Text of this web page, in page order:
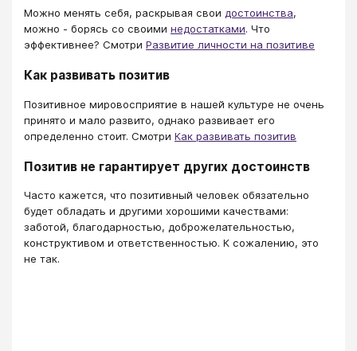
Можно менять себя, раскрывая свои достоинства,
можно - борясь со своими недостатками. Что
эффективнее? Смотри Развитие личности на позитиве
Как развивать позитив
Позитивное мировосприятие в нашей культуре не очень
принято и мало развито, однако развивает его
определенно стоит. Смотри Как развивать позитив
Позитив не гарантирует других достоинств
Часто кажется, что позитивный человек обязательно
будет обладать и другими хорошими качествами:
заботой, благодарностью, доброжелательностью,
конструктивом и ответственностью. К сожалению, это
не так.